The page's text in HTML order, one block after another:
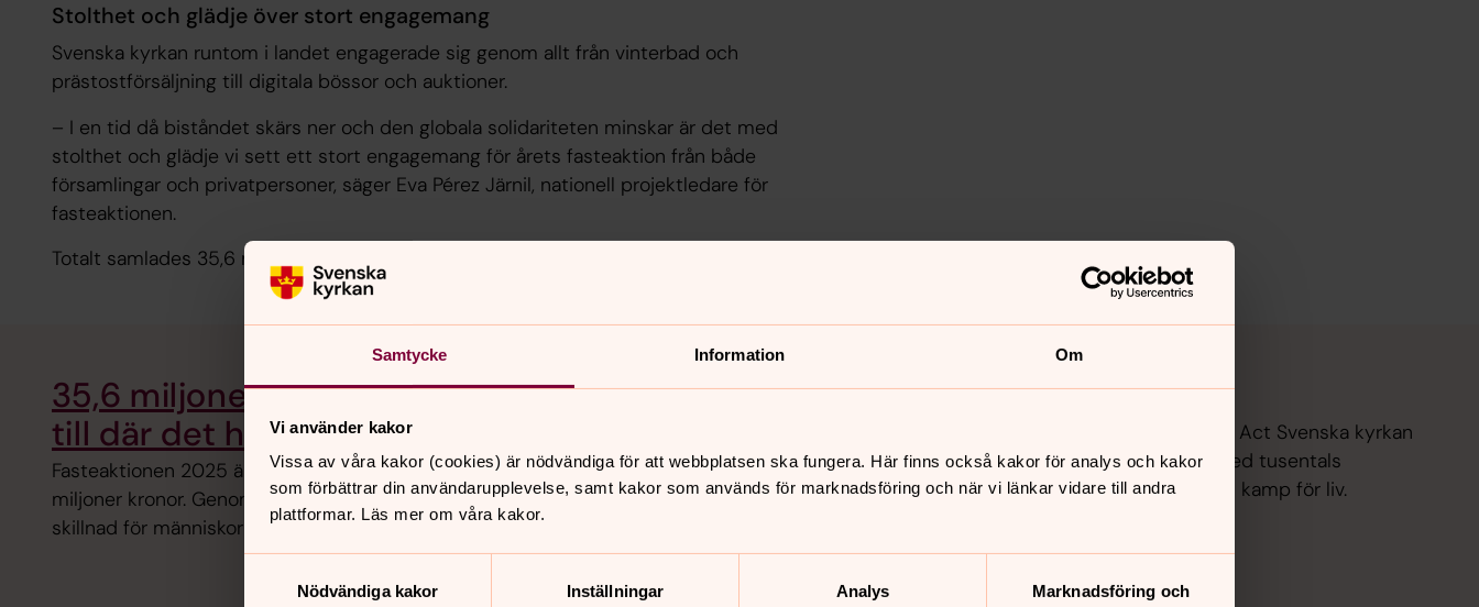
Samtycke Information Om
Vi använder kakor
Vissa av våra kakor (cookies) är nödvändiga för att webbplatsen ska fungera. Här finns också kakor för analys och kakor
som förbättrar din användarupplevelse, samt kakor som används för marknadsföring och när vi länkar vidare till andra
plattformar. Läs mer om våra kakor.
Nödvändiga kakor
Inställningar Analys
Marknadsföring och
Stolthet och glädje över stort engagemang
Svenska kyrkan runtom i landet engagerade sig genom allt från vinterbad och
prästostförsäljning till digitala bössor och auktioner.
– I en tid då biståndet skärs ner och den globala solidariteten minskar är det med
stolthet och glädje vi sett ett stort engagemang för årets fasteaktion från både
församlingar och privatpersoner, säger Eva Pérez Järnil, nationell projektledare för
fasteaktionen.
Totalt samlades 35,6 miljoner kronor in.
35,6 miljoner kronor – Från våra händer
till där det händer
Fasteaktionen 2025 är avslutad – och tillsammans samlade vi in 35,6
miljoner kronor. Genom små och stora handlingar, bidrog vi till att göra
skillnad för människor som lever i extrem utsatthet.
Act Svenska kyrkan
Alla människor har rätt till ett värdigt liv. Därför kämpar Act Svenska kyrkan
mot fattigdom, förtryck och orättvisor. Tillsammans med tusentals
engagerade, lokala kyrkor och gräsrotsrörelser för vi en kamp för liv.